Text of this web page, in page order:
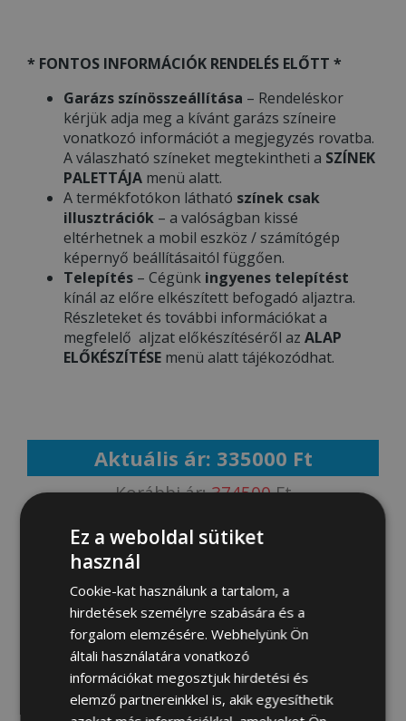
* FONTOS INFORMÁCIÓK RENDELÉS ELŐTT *
Garázs színösszeállítása – Rendeléskor
kérjük adja meg a kívánt garázs színeire
vonatkozó információt a megjegyzés rovatba.
A válaszható színeket megtekintheti a SZÍNEK
PALETTÁJA menü alatt.
A termékfotókon látható színek csak
illusztrációk – a valóságban kissé
eltérhetnek a mobil eszköz / számítógép
képernyő beállításaitól függően.
Telepítés – Cégünk ingyenes telepítést
kínál az előre elkészített befogadó aljaztra.
Részleteket és további információkat a
megfelelő aljzat előkészítéséről az ALAP
ELŐKÉSZÍTÉSE menü alatt tájékozódhat.
Aktuális ár: 335000 Ft
Korábbi ár:374500Ft
MEGRENDELEM
Fotógaléria:
Ez a weboldal sütiket
használ
Cookie-kat használunk a tartalom, a
hirdetések személyre szabására és a
forgalom elemzésére. Webhelyünk Ön
általi használatára vonatkozó
információkat megosztjuk hirdetési és
elemző partnereinkkel is, akik egyesíthetik